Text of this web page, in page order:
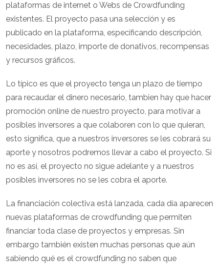
plataformas de internet o Webs de Crowdfunding
existentes. El proyecto pasa una selección y es
publicado en la plataforma, especificando descripción,
necesidades, plazo, importe de donativos, recompensas
y recursos gráficos.
Lo típico es que el proyecto tenga un plazo de tiempo
para recaudar el dinero necesario, tambien hay que hacer
promoción online de nuestro proyecto, para motivar a
posibles inversores a que colaboren con lo que quieran,
esto significa, que a nuestros inversores se les cobrará su
aporte y nosotros podremos llevar a cabo el proyecto. Si
no es así, el proyecto no sigue adelante y a nuestros
posibles inversores no se les cobra el aporte.
La financiación colectiva está lanzada, cada día aparecen
nuevas plataformas de crowdfunding que permiten
financiar toda clase de proyectos y empresas. Sin
embargo también existen muchas personas que aún
sabiendo qué es el crowdfunding no saben que